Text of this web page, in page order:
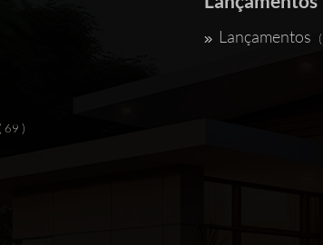
( 69 )
Lançamentos